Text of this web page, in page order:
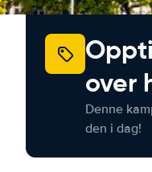
over
Denne
den i dag!